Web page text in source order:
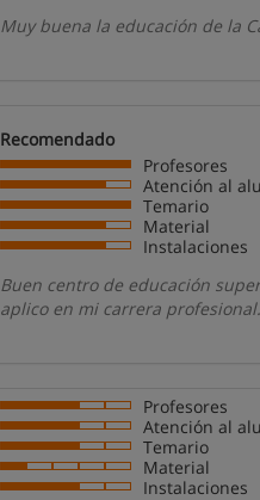
Muy buena la educación de la
Recomendado
Profesores
Atención al
Temario
Material
Instalaciones
Buen centro de educación
aplico en mi carrera profesional.
Profesores
Atención al
Temario
Material
Instalaciones